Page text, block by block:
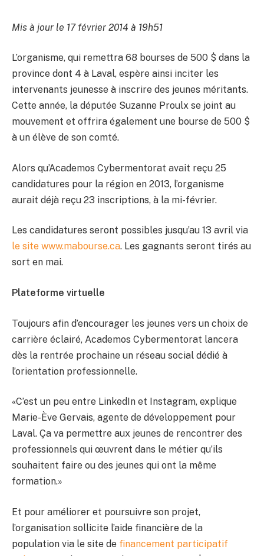
Mis à jour le 17 février 2014 à 19h51
L’organisme, qui remettra 68 bourses de 500 $ dans la
province dont 4 à Laval, espère ainsi inciter les
intervenants jeunesse à inscrire des jeunes méritants.
Cette année, la députée Suzanne Proulx se joint au
mouvement et offrira également une bourse de 500 $
à un élève de son comté.
Alors qu’Academos Cybermentorat avait reçu 25
candidatures pour la région en 2013, l’organisme
aurait déjà reçu 23 inscriptions, à la mi-février.
Les candidatures seront possibles jusqu’au 13 avril via
le site www.mabourse.ca. Les gagnants seront tirés au
sort en mai.
Plateforme virtuelle
Toujours afin d’encourager les jeunes vers un choix de
carrière éclairé, Academos Cybermentorat lancera
dès la rentrée prochaine un réseau social dédié à
l’orientation professionnelle.
«C’est un peu entre LinkedIn et Instagram, explique
Marie-Ève Gervais, agente de développement pour
Laval. Ça va permettre aux jeunes de rencontrer des
professionnels qui œuvrent dans le métier qu’ils
souhaitent faire ou des jeunes qui ont la même
formation.»
Et pour améliorer et poursuivre son projet,
l’organisation sollicite l’aide financière de la
population via le site de financement participatif